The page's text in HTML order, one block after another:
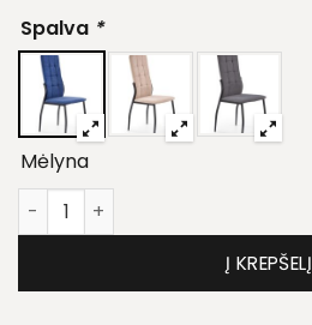
Spalva *
Mėlyna
produkto kiekis: Kėdė K334
Į KREPŠELĮ